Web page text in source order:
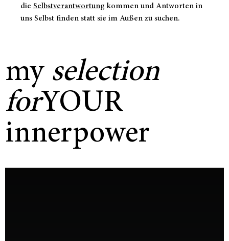
die Selbstverantwortung kommen und Antworten in
uns Selbst finden statt sie im Außen zu suchen.
my selection
forYOUR
innerpower